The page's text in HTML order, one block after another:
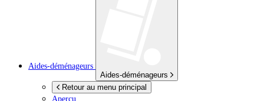
Aides-déménageurs
Aides-déménageurs
Retour au menu principal
Aperçu